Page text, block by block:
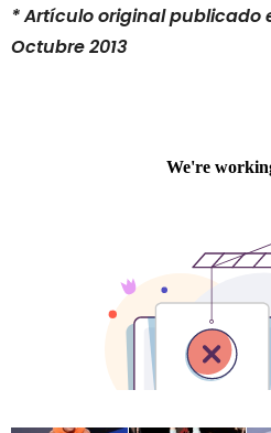
* Artículo original publicado
Octubre 2013